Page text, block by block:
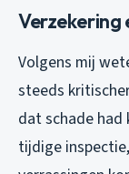
Verzekering
Volgens mij
steeds
dat schade
tijdige